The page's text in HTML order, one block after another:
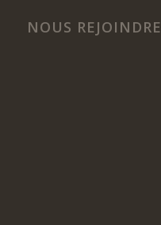
NOUS REJOINDRE